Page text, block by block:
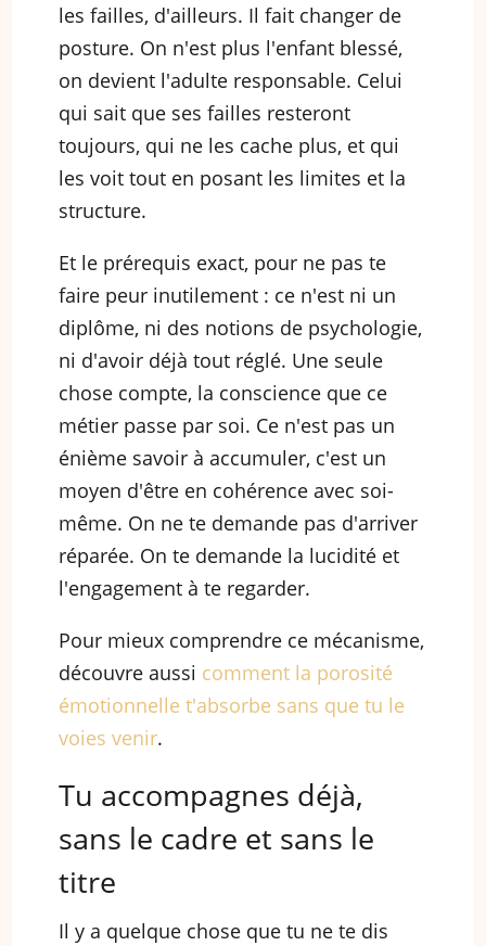
les failles, d'ailleurs. Il fait changer de
posture. On n'est plus l'enfant blessé,
on devient l'adulte responsable. Celui
qui sait que ses failles resteront
toujours, qui ne les cache plus, et qui
les voit tout en posant les limites et la
structure.
Et le prérequis exact, pour ne pas te
faire peur inutilement : ce n'est ni un
diplôme, ni des notions de psychologie,
ni d'avoir déjà tout réglé. Une seule
chose compte, la conscience que ce
métier passe par soi. Ce n'est pas un
énième savoir à accumuler, c'est un
moyen d'être en cohérence avec soi-
même. On ne te demande pas d'arriver
réparée. On te demande la lucidité et
l'engagement à te regarder.
Pour mieux comprendre ce mécanisme,
découvre aussi comment la porosité
émotionnelle t'absorbe sans que tu le
voies venir.
Tu accompagnes déjà,
sans le cadre et sans le
titre
Il y a quelque chose que tu ne te dis